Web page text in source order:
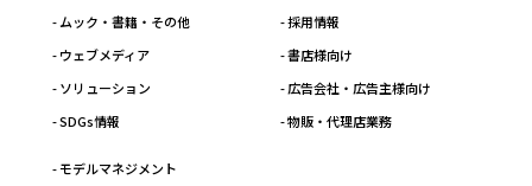
- ムック・書籍・その他
- ウェブメディア
- ソリューション
- SDGs情報
- 採用情報
- 書店様向け
- 広告会社・広告主様向け
- 物販・代理店業務
- モデルマネジメント